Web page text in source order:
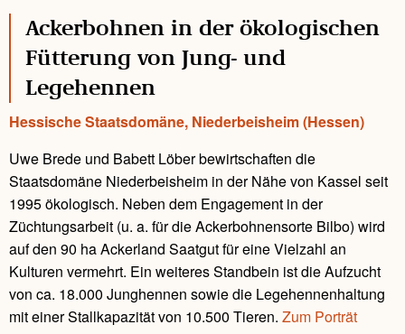
Ackerbohnen in der ökologischen
Fütterung von Jung- und
Legehennen
Hessische Staatsdomäne, Niederbeisheim (Hessen)
Uwe Brede und Babett Löber bewirtschaften die
Staatsdomäne Niederbeisheim in der Nähe von Kassel seit
1995 ökologisch. Neben dem Engagement in der
Züchtungsarbeit (u. a. für die Ackerbohnensorte Bilbo) wird
auf den 90 ha Ackerland Saatgut für eine Vielzahl an
Kulturen vermehrt. Ein weiteres Standbein ist die Aufzucht
von ca. 18.000 Junghennen sowie die Legehennenhaltung
mit einer Stallkapazität von 10.500 Tieren. Zum Porträt